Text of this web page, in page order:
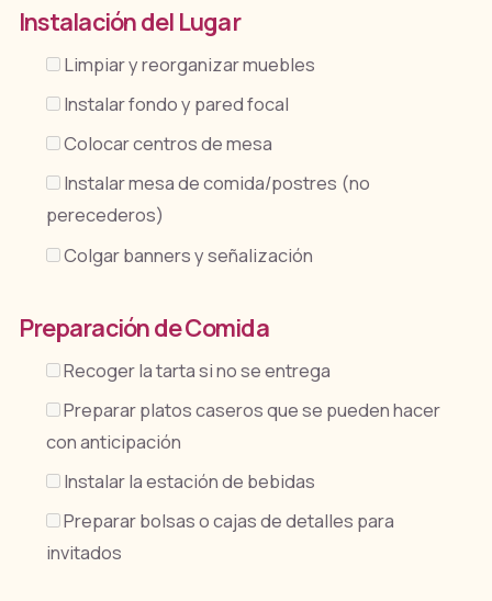
Instalación del Lugar
Limpiar y reorganizar muebles
Instalar fondo y pared focal
Colocar centros de mesa
Instalar mesa de comida/postres (no
perecederos)
Colgar banners y señalización
Preparación de Comida
Recoger la tarta si no se entrega
Preparar platos caseros que se pueden hacer
con anticipación
Instalar la estación de bebidas
Preparar bolsas o cajas de detalles para
invitados